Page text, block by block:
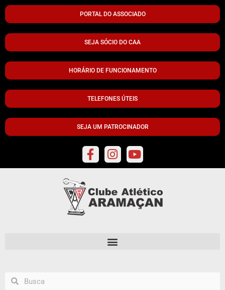
PORTAL DO ASSOCIADO
SEJA SÓCIO DO CAA
HORÁRIO DE FUNCIONAMENTO
TELEFONES ÚTEIS
SEJA UM PATROCINADOR